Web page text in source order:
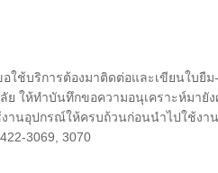
ใช้บริการต้องมาติดต่อและเขียนใบยื
ย ให้ทำบันทึกขอความอนุเคราะห์มา
านอุปกรณ์ให้ครบถ้วนก่อนนำไปใช้ง
3069, 3070